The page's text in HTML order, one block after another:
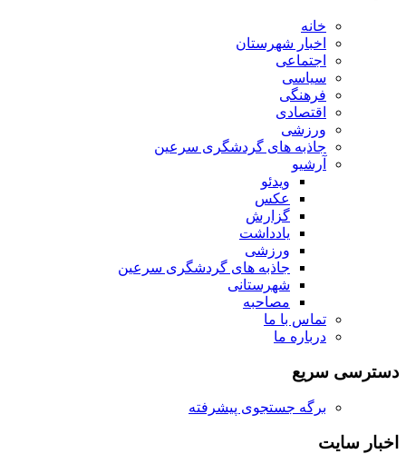
خانه
اخبار شهرستان
اجتماعی
سیاسی
فرهنگی
اقتصادی
ورزشی
جاذبه های گردشگری سرعین
آرشیو
ویدئو
عکس
گزارش
یادداشت
ورزشی
جاذبه های گردشگری سرعین
شهرستانی
مصاحبه
تماس با ما
درباره ما
دسترسی سریع
برگه جستجوی پیشرفته
اخبار سایت